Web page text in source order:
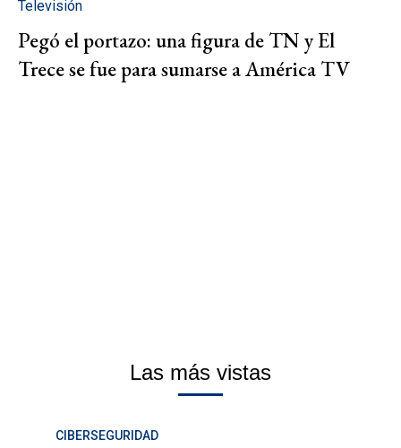
Televisión
Pegó el portazo: una figura de TN y El
Trece se fue para sumarse a América TV
Las más vistas
CIBERSEGURIDAD